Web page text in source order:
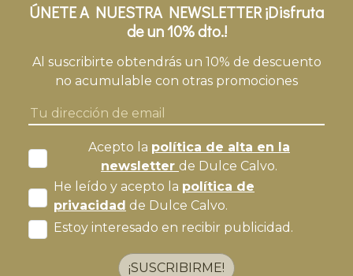
ÚNETE A NUESTRA NEWSLETTER ¡Disfruta
de un 10% dto.!
Al suscribirte obtendrás un 10% de descuento
no acumulable con otras promociones
Acepto la política de alta en la
newsletter de Dulce Calvo.
He leído y acepto la política de
privacidad de Dulce Calvo.
Estoy interesado en recibir publicidad.
¡SUSCRIBIRME!